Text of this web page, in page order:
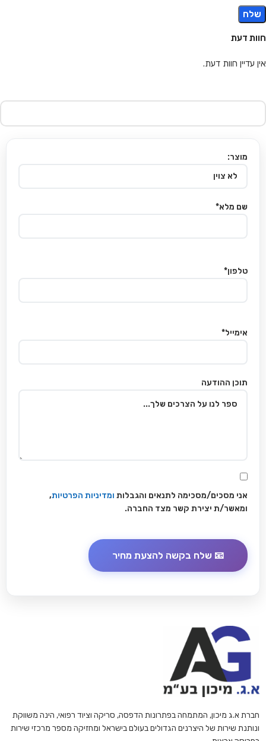
חוות דעת
אין עדיין חוות דעת.
מוצר:
שם מלא*
טלפון*
אימייל*
תוכן ההודעה
אני מסכים/מסכימה לתנאים והגבלות ומדיניות הפרטיות,
ומאשר/ת יצירת קשר מצד החברה.
חברת א.ג מיכון, המתמחה בפתרונות הדפסה, סריקה וציוד רפואי, הינה משווקת
ונותנת שירות של היצרנים הגדולים בעולם בישראל ומחזיקה מספר מרכזי שירות